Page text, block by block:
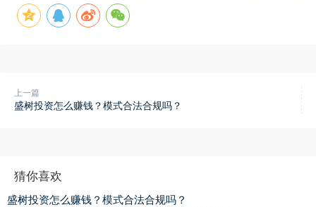
上一篇
盛树投资怎么赚钱？模式合法合规吗？
猜你喜欢
盛树投资怎么赚钱？模式合法合规吗？